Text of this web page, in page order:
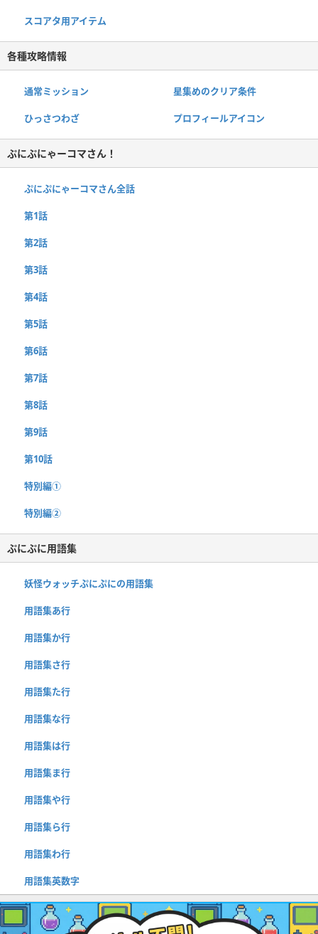
スコアタ用アイテム
各種攻略情報
通常ミッション 星集めのクリア条件
ひっさつわざ プロフィールアイコン
ぷにぷにゃーコマさん！
ぷにぷにゃーコマさん全話
第1話
第2話
第3話
第4話
第5話
第6話
第7話
第8話
第9話
第10話
特別編①
特別編②
ぷにぷに用語集
妖怪ウォッチぷにぷにの用語集
用語集あ行
用語集か行
用語集さ行
用語集た行
用語集な行
用語集は行
用語集ま行
用語集や行
用語集ら行
用語集わ行
用語集英数字